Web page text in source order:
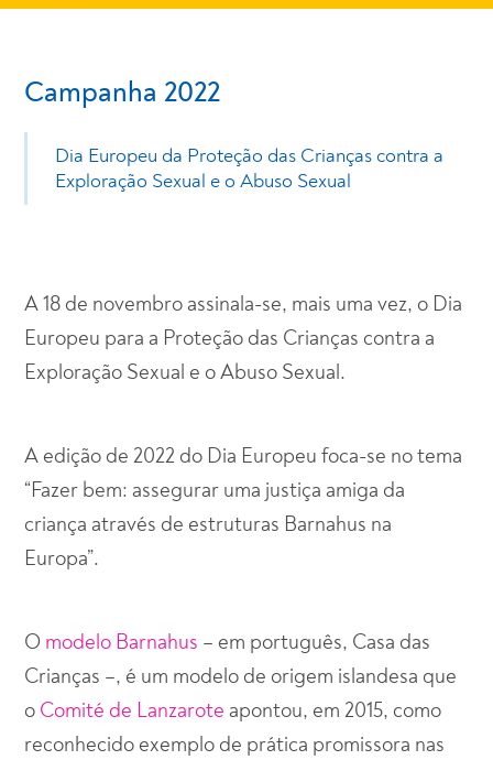
Campanha 2022
Dia Europeu da Proteção das Crianças contra a
Exploração Sexual e o Abuso Sexual
A 18 de novembro assinala-se, mais uma vez, o Dia
Europeu para a Proteção das Crianças contra a
Exploração Sexual e o Abuso Sexual.
A edição de 2022 do Dia Europeu foca-se no tema
“Fazer bem: assegurar uma justiça amiga da
criança através de estruturas Barnahus na
Europa”.
O modelo Barnahus – em português, Casa das
Crianças –, é um modelo de origem islandesa que
o Comité de Lanzarote apontou, em 2015, como
reconhecido exemplo de prática promissora nas